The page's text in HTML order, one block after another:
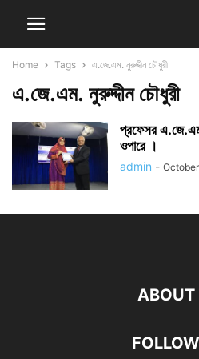
Home Tags এ.জে.এম. নুরুদ্দীন চৌধুরী
এ.জে.এম. নুরুদ্দীন চৌধুরী
প্রফেসর
ওপারে ।
admin -
ABOUT